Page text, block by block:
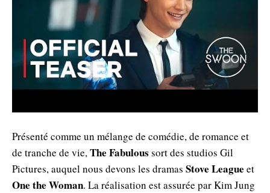
Présenté comme un mélange de comédie, de romance et
de tranche de vie,The Fabulous sort des studios Gil
Pictures, auquel nous devons les dramas Stove League et
One the Woman. La réalisation est assurée par Kim Jung